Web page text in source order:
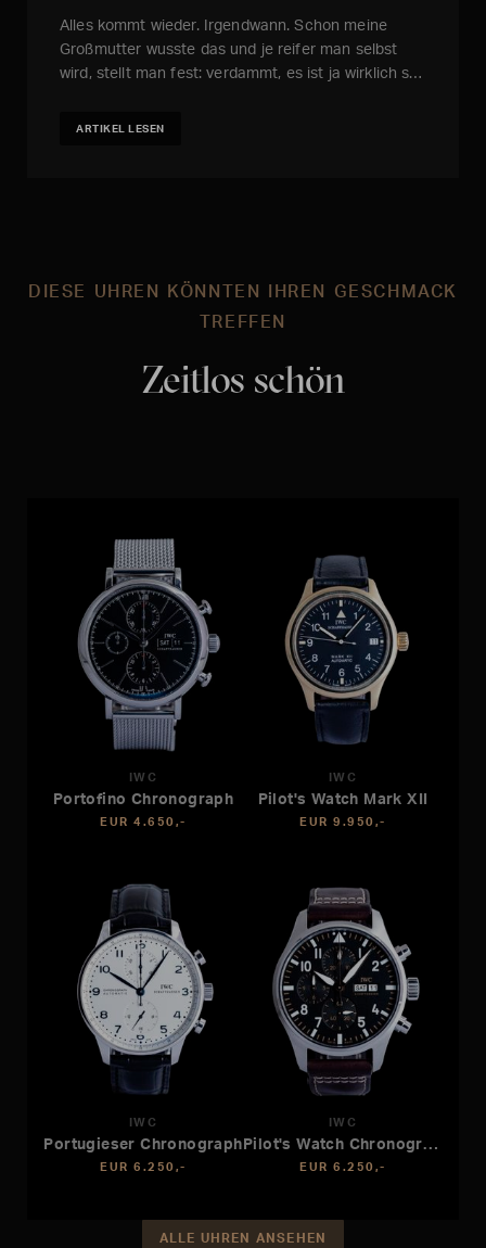
Alles kommt wieder. Irgendwann. Schon meine
Großmutter wusste das und je reifer man selbst
wird, stellt man fest: verdammt, es ist ja wirklich s…
ARTIKEL LESEN
DIESE UHREN KÖNNTEN IHREN GESCHMACK
TREFFEN
Zeitlos schön
IWC
Portofino Chronograph
EUR 4.650,-
IWC
Pilot's Watch Mark XII
EUR 9.950,-
IWC
Portugieser Chronograph
EUR 6.250,-
IWC
Pilot's Watch Chronograph APXGP
EUR 6.250,-
ALLE UHREN ANSEHEN